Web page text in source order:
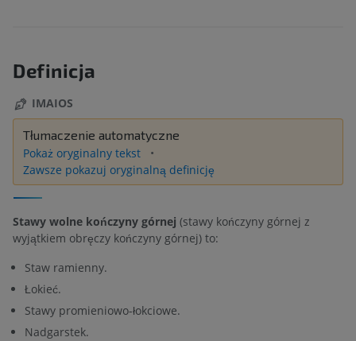
Definicja
IMAIOS
Tłumaczenie automatyczne
Pokaż oryginalny tekst
Zawsze pokazuj oryginalną definicję
Stawy wolne kończyny górnej (stawy kończyny górnej z
wyjątkiem obręczy kończyny górnej) to:
Staw ramienny.
Łokieć.
Stawy promieniowo-łokciowe.
Nadgarstek.